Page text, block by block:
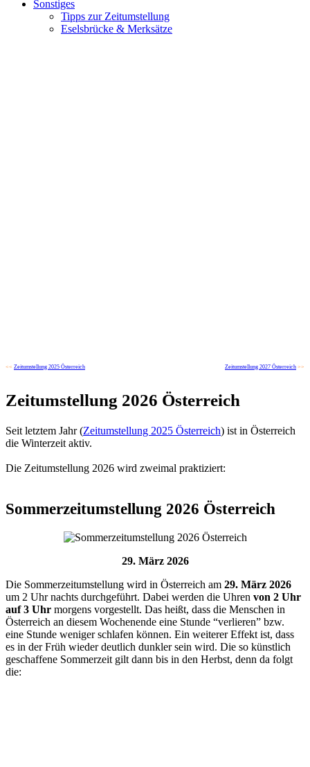
Sonstiges
Tipps zur Zeitumstellung
Eselsbrücke & Merksätze
<< Zeitumstellung 2025 Österreich >>
Zeitumstellung 2027 Österreich
Zeitumstellung 2026 Österreich
Seit letztem Jahr (Zeitumstellung 2025 Österreich) ist in Österreich
die Winterzeit aktiv.
Die Zeitumstellung 2026 wird zweimal praktiziert:
Sommerzeitumstellung 2026 Österreich
29. März 2026
Die Sommerzeitumstellung wird in Österreich am 29. März 2026
um 2 Uhr nachts durchgeführt. Dabei werden die Uhren von 2 Uhr
auf 3 Uhr morgens vorgestellt. Das heißt, dass die Menschen in
Österreich an diesem Wochenende eine Stunde “verlieren” bzw.
eine Stunde weniger schlafen können. Ein weiterer Effekt ist, dass
es in der Früh wieder deutlich dunkler sein wird. Die so künstlich
geschaffene Sommerzeit gilt dann bis in den Herbst, denn da folgt
die: